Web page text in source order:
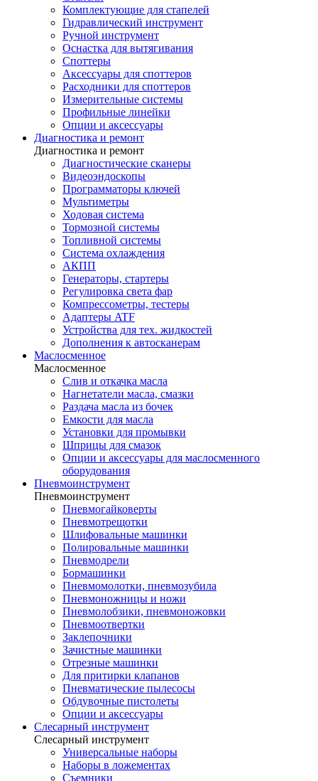
Комплектующие для стапелей
Гидравлический инструмент
Ручной инструмент
Оснастка для вытягивания
Споттеры
Аксессуары для споттеров
Расходники для споттеров
Измерительные системы
Профильные линейки
Опции и аксессуары
Диагностика и ремонт
Диагностика и ремонт
Диагностические сканеры
Видеоэндоскопы
Программаторы ключей
Мультиметры
Ходовая система
Тормозной системы
Топливной системы
Система охлаждения
АКПП
Генераторы, стартеры
Регулировка света фар
Компрессометры, тестеры
Адаптеры ATF
Устройства для тех. жидкостей
Дополнения к автосканерам
Маслосменное
Маслосменное
Слив и откачка масла
Нагнетатели масла, смазки
Раздача масла из бочек
Емкости для масла
Установки для промывки
Шприцы для смазок
Опции и аксессуары для маслосменного
оборудования
Пневмоинструмент
Пневмоинструмент
Пневмогайковерты
Пневмотрещотки
Шлифовальные машинки
Полировальные машинки
Пневмодрели
Бормашинки
Пневмомолотки, пневмозубила
Пневмоножницы и ножи
Пневмолобзики, пневмоножовки
Пневмоотвертки
Заклепочники
Зачистные машинки
Отрезные машинки
Для притирки клапанов
Пневматические пылесосы
Обдувочные пистолеты
Опции и аксессуары
Слесарный инструмент
Слесарный инструмент
Универсальные наборы
Наборы в ложементах
Съемники